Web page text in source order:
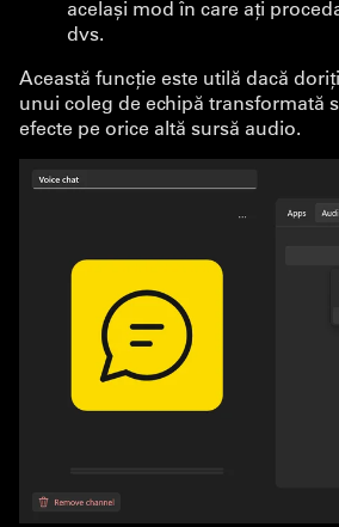
același mod în care ați
dvs.
Această funcție este utilă dacă
unui coleg de echipă transformată
efecte pe orice altă sursă audio.